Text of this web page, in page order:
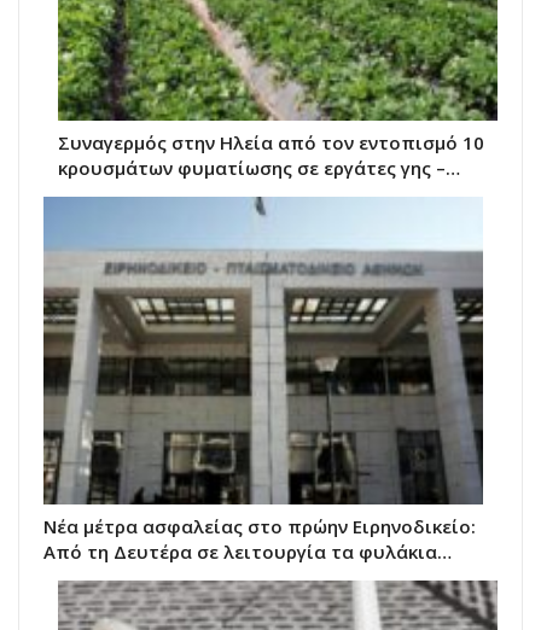
Συναγερμός στην Ηλεία από τον εντοπισμό 10
κρουσμάτων φυματίωσης σε εργάτες γης –…
Νέα μέτρα ασφαλείας στο πρώην Ειρηνοδικείο:
Από τη Δευτέρα σε λειτουργία τα φυλάκια…